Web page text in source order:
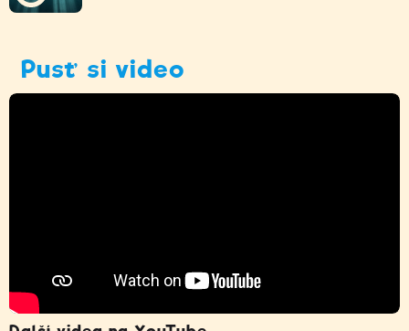
Pusť si video